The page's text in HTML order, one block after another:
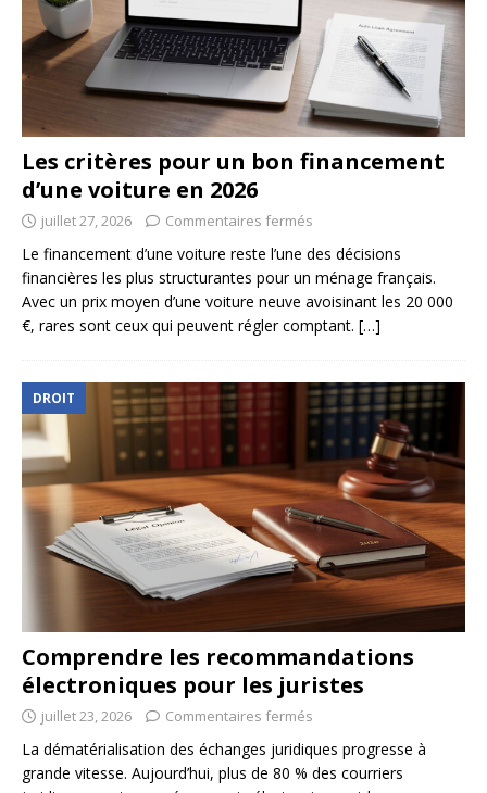
Les critères pour un bon financement
d’une voiture en 2026
juillet 27, 2026 Commentaires fermés
Le financement d’une voiture reste l’une des décisions
financières les plus structurantes pour un ménage français.
Avec un prix moyen d’une voiture neuve avoisinant les 20 000
€, rares sont ceux qui peuvent régler comptant. […]
DROIT
Comprendre les recommandations
électroniques pour les juristes
juillet 23, 2026 Commentaires fermés
La dématérialisation des échanges juridiques progresse à
grande vitesse. Aujourd’hui, plus de 80 % des courriers